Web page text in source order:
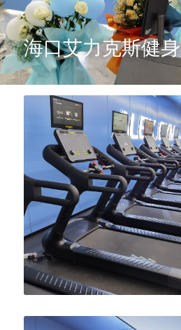
客户案例
联系我们
搜索
简体中文
简体中文
English
海口艾力克斯健身